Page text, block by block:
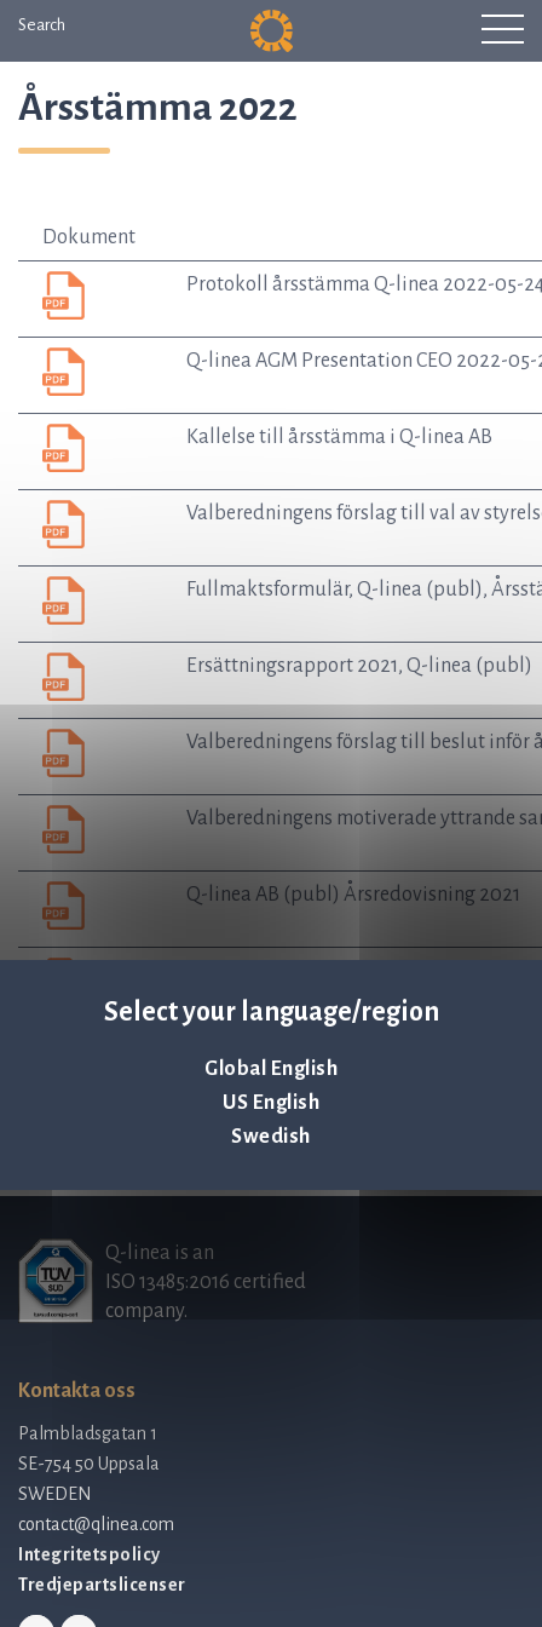
Select your language/region
Global English
US English
Swedish
Search
Årsstämma 2022
Dokument
Protokoll årsstämma Q-linea 2022-05-
Q-linea AGM Presentation CEO 2022-05-
Kallelse till årsstämma i Q-linea AB
Valberedningens förslag till val av
Fullmaktsformulär, Q-linea (publ),
Ersättningsrapport 2021, Q-linea (publ)
Valberedningens förslag till beslut inför
Valberedningens motiverade yttrande
Q-linea AB (publ) Årsredovisning 2021
Personaloptionsavtal, Q-linea AB (publ)
Q-linea is an
ISO 13485:2016 certified
company.
Kontakta oss
Palmbladsgatan 1
SE-754 50 Uppsala
SWEDEN
contact@qlinea.com
Integritetspolicy
Tredjepartslicenser